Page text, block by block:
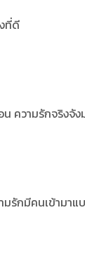
ที่ดี
น ความรักจริงจั
มรักมีคนเข้ามา